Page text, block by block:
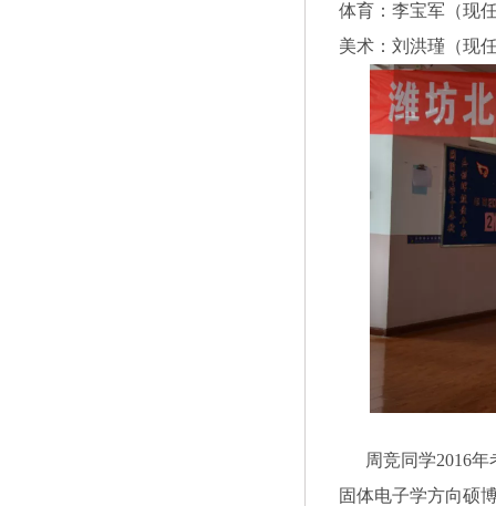
体育：李宝军（现
美术：刘洪瑾（现
周竞同学2016年
固体电子学方向硕